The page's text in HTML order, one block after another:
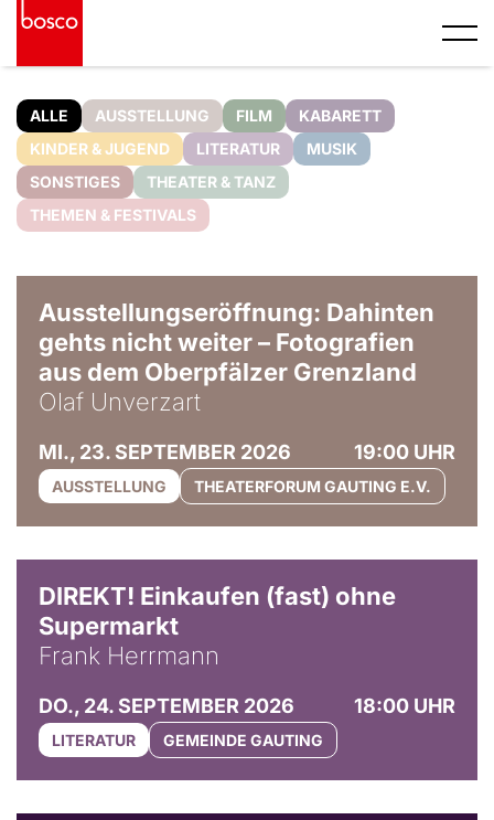
ALLE AUSSTELLUNG FILM
KABARETT
KINDER & JUGEND
LITERATUR
MUSIK
SONSTIGES
THEATER & TANZ
THEMEN & FESTIVALS
Ausstellungseröffnung: Dahinten
gehts nicht weiter – Fotografien
aus dem Oberpfälzer Grenzland
Olaf Unverzart
MI., 23. SEPTEMBER 2026 19:00 UHR
AUSSTELLUNG THEATERFORUM GAUTING E.V.
DIREKT! Einkaufen (fast) ohne
Supermarkt
Frank Herrmann
DO., 24. SEPTEMBER 2026 18:00 UHR
LITERATUR GEMEINDE GAUTING